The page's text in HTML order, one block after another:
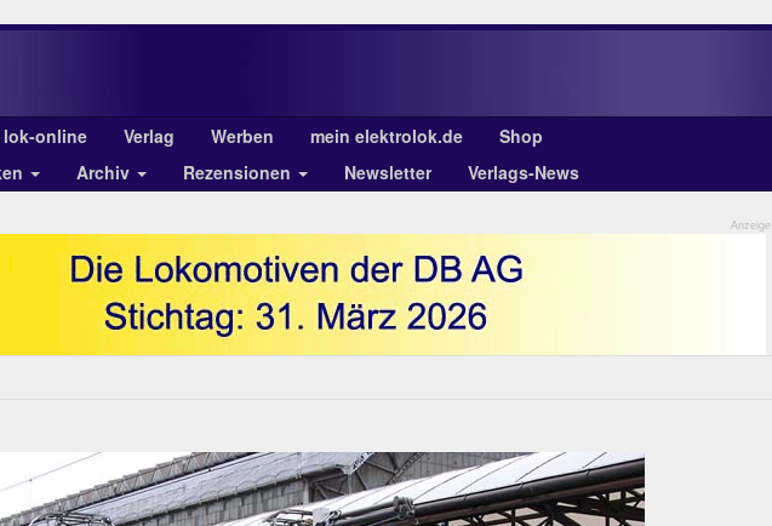
lok-online Verlag Werben mein elektrolok.de
Shop
Archiv Rezensionen Newsletter Verlags-News
Anzeige